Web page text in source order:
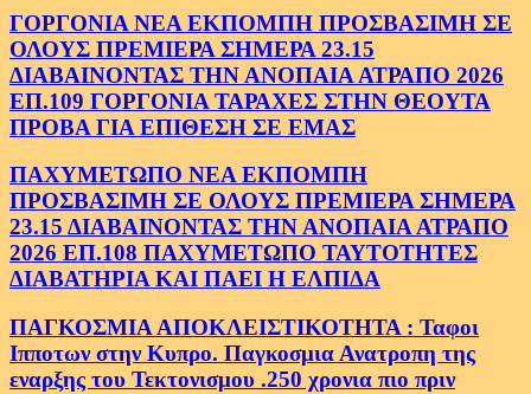
ΓΟΡΓΟΝΙΑ ΝΕΑ ΕΚΠΟΜΠΗ ΠΡΟΣΒΑΣΙΜΗ ΣΕ
ΟΛΟΥΣ ΠΡΕΜΙΕΡΑ ΣΗΜΕΡΑ 23.15
ΔΙΑΒΑΙΝΟΝΤΑΣ ΤΗΝ ΑΝΟΠΑΙΑ ΑΤΡΑΠΟ 2026
ΕΠ.109 ΓΟΡΓΟΝΙΑ ΤΑΡΑΧΕΣ ΣΤΗΝ ΘΕΟΥΤΑ
ΠΡΟΒΑ ΓΙΑ ΕΠΙΘΕΣΗ ΣΕ ΕΜΑΣ
ΠΑΧΥΜΕΤΩΠΟ ΝΕΑ ΕΚΠΟΜΠΗ
ΠΡΟΣΒΑΣΙΜΗ ΣΕ ΟΛΟΥΣ ΠΡΕΜΙΕΡΑ ΣΗΜΕΡΑ
23.15 ΔΙΑΒΑΙΝΟΝΤΑΣ ΤΗΝ ΑΝΟΠΑΙΑ ΑΤΡΑΠΟ
2026 ΕΠ.108 ΠΑΧΥΜΕΤΩΠΟ ΤΑΥΤΟΤΗΤΕΣ
ΔΙΑΒΑΤΗΡΙΑ ΚΑΙ ΠΑΕΙ Η ΕΛΠΙΔΑ
ΠΑΓΚΟΣΜΙΑ ΑΠΟΚΛΕΙΣΤΙΚΟΤΗΤΑ : Ταφοι
Ιπποτων στην Κυπρο. Παγκοσμια Ανατροπη της
εναρξης του Τεκτονισμου .250 χρονια πιο πριν